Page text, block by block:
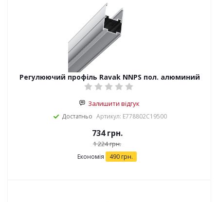
Регулюючий профіль Ravak NNPS пол. алюминий
Залишити відгук
Достатньо Артикул: E778802C19500
734грн.
1 224грн.
Економія 490 грн.